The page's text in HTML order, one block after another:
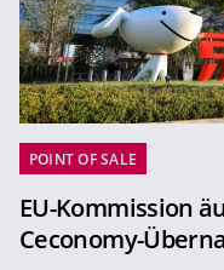
POINT OF SALE
EU-Kommission
Ceconomy-